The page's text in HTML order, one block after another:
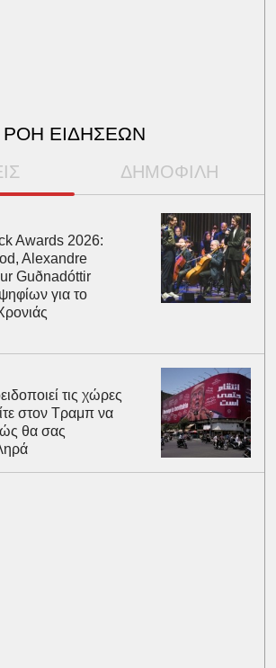
ΡΟΗ ΕΙΔΗΣΕΩΝ
ΔΗΜΟΦΙΛΗ
Awards 2026:
Alexandre
Guðnadóttir
για το
τις χώρες
στον Τραμπ να
θα σας